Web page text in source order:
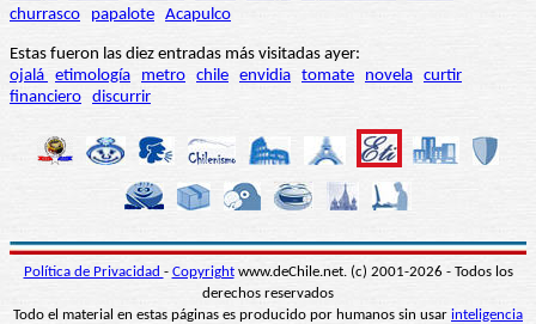
churrasco
papalote Acapulco
Estas fueron las diez entradas más visitadas ayer:
ojalá etimología metro chile envidia tomate novela curtir
financiero discurrir
Política de Privacidad - Copyrightwww.deChile.net. (c) 2001-2026 - Todos los
derechos reservados
Todo el material en estas páginas es producido por humanos sin usar inteligencia